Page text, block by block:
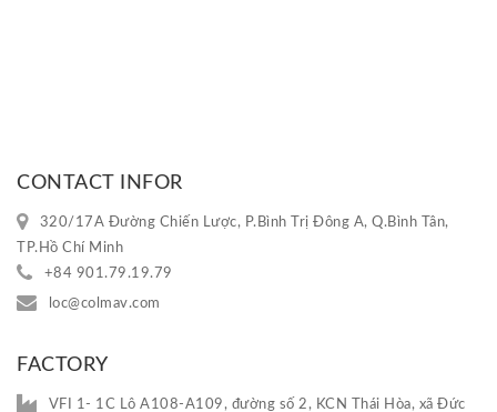
CONTACT INFOR
320/17A Đường Chiến Lược, P.Bình Trị Đông A, Q.Bình Tân,
TP.Hồ Chí Minh
+84 901.79.19.79
loc@colmav.com
FACTORY
VFI 1- 1C Lô A108-A109, đường số 2, KCN Thái Hòa, xã Đức